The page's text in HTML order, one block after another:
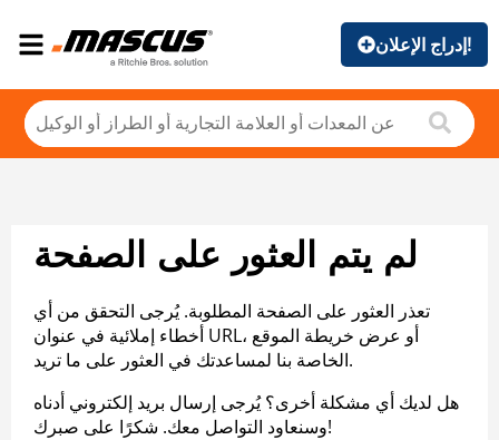
إدراج الإعلان!
لم يتم العثور على الصفحة
تعذر العثور على الصفحة المطلوبة. يُرجى التحقق من أي
أخطاء إملائية في عنوان URL، أو عرض خريطة الموقع
الخاصة بنا لمساعدتك في العثور على ما تريد.
هل لديك أي مشكلة أخرى؟ يُرجى إرسال بريد إلكتروني أدناه
وسنعاود التواصل معك. شكرًا على صبرك!